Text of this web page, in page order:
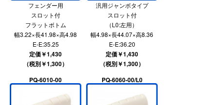
フェンダー用
スロット付
フラットボトム
幅3.22×長41.98×高4.98
E-E:35.25
定価￥1,430
（税別￥1,300）
汎用ジャンボタイプ
スロット付
（L0:左用）
幅4.98×長44.07×高8.36
E-E:36.20
定価￥1,430
（税別￥1,300）
PQ-6010-00
PQ-6060-00/L0